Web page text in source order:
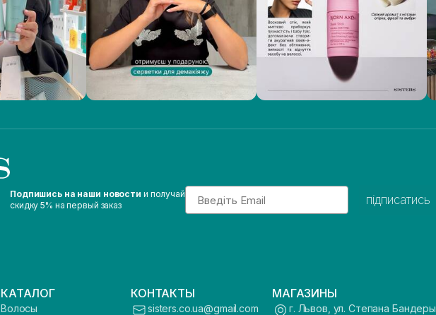
Подпишись на наши новости и получай
скидку 5% на первый заказ
Email
підписатись
КАТАЛОГ
Волосы
КОНТАКТЫ
sisters.co.ua@gmail.com
МАГАЗИНЫ
г. Львов, ул. Степана